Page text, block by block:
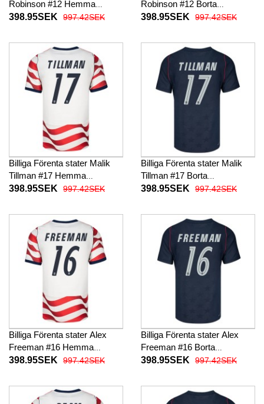
Robinson #12 Hemma
fotbollskläder VM 2026
398.95SEK 997.42SEK
Robinson #12 Borta
fotbollskläder VM 2026
398.95SEK 997.42SEK
Billiga Förenta stater Malik
Tillman #17 Hemma
fotbollskläder VM 2026
398.95SEK 997.42SEK
Billiga Förenta stater Malik
Tillman #17 Borta
fotbollskläder VM 2026
398.95SEK 997.42SEK
Billiga Förenta stater Alex
Freeman #16 Hemma
fotbollskläder VM 2026
398.95SEK 997.42SEK
Billiga Förenta stater Alex
Freeman #16 Borta
fotbollskläder VM 2026
398.95SEK 997.42SEK